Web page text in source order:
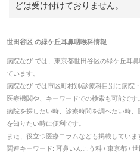
どは受け付けておりません。
世田谷区 の緑ケ丘耳鼻咽喉科情報
病院なび では、 東京都世田谷区の緑ケ丘耳
ています。
病院なび では市区町村別/診療科目別に病院
医療機関や、キーワードでの検索も可能です。
病院を探したい時、診療時間を調べたい時
を知りたい時に便利です。
また、役立つ医療コラムなども掲載していま
関連キーワード: 耳鼻いんこう科 / 東京都 /